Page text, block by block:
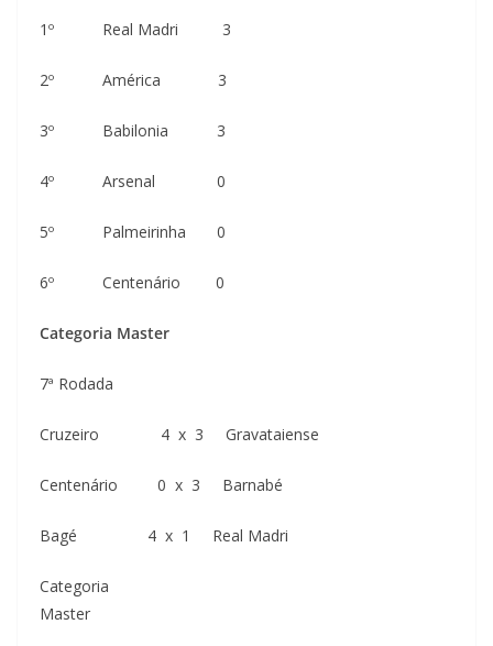
1º Real Madri 3
2º América 3
3º Babilonia 3
4º Arsenal 0
5º Palmeirinha 0
6º Centenário 0
Categoria Master
7ª Rodada
Cruzeiro 4 x 3 Gravataiense
Centenário 0 x 3 Barnabé
Bagé 4 x 1 Real Madri
Categoria
Master